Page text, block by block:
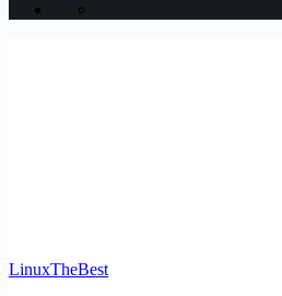
LinuxTheBest